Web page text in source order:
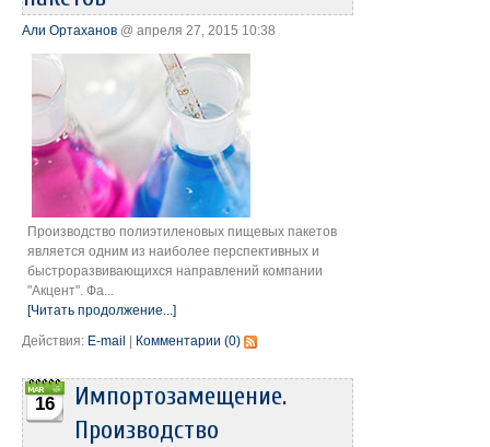
Али Ортаханов @ апреля 27, 2015 10:38
Производство полиэтиленовых пищевых пакетов
является одним из наиболее перспективных и
быстроразвивающихся направлений компании
"Акцент". Фа...
[Читать продолжение...]
Действия: E-mail | Комментарии (0)
16
Импортозамещение.
Производство